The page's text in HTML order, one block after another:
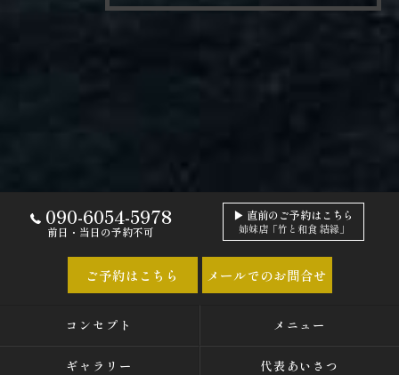
090-6054-5978
前日・当日の予約不可
▶ 直前のご予約はこちら
姉妹店「竹と和食 結縁」
ご予約はこちら メールでのお問合せ
コンセプト メニュー
ギャラリー 代表あいさつ